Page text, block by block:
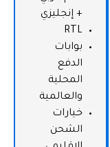
+ إنجليزي
RTL
بوابات
الدفع
المحلية
والعالمية
خيارات
الشحن